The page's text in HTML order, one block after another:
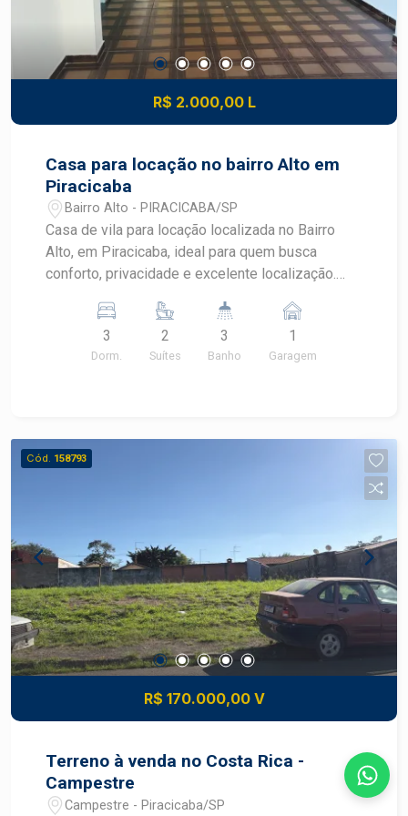
R$ 2.000,00 L
Casa para locação no bairro Alto em
Piracicaba
Bairro Alto - PIRACICABA/SP
Casa de vila para locação localizada no Bairro
Alto, em Piracicaba, ideal para quem busca
conforto, privacidade e excelente localização.
espaço com churrasqueira, este imóvel oferece
praticidade para o dia a dia em um dos bairros
mais tradicionais de Piracicaba.
- Cozinha funcional - Banheiro social - Área com
churrasqueira - 1 vaga de garagem - Ambientes
Excelente localização no Bairro Alto - Portão de
acesso individual para maior tranquilidade -
Espaço com churrasqueira para momentos de
lazer - Duas suítes que proporcionam mais
conforto - Ideal para quem busca praticidade e
qualidade de vida LOCALIZAÇÃO E ACESSO -
Localizada no Bairro Alto, em Piracicaba -
Próxima a supermercados, farmácias, escolas e
bancos - Fácil acesso a restaurantes, comércios
público e importantes vias da cidade - Bairro Alto
com infraestrutura completa e excelente
mobilidade em Piracicaba IDEAL PARA - Famílias
3
Dorm.
2
Suítes
3
Banho
1
Garagem
Cód. 158793
R$ 170.000,00 V
Terreno à venda no Costa Rica -
Campestre
Campestre - Piracicaba/SP